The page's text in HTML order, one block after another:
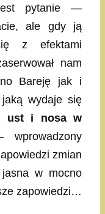
pytanie —
ale gdy ją
z efektami
nam
Bareję jak i
wydaje się
ust i nosa w
zmian
w mocno
zapowiedzi…